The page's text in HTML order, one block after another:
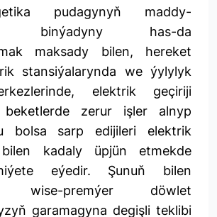
pudagynyň maddy-
binýadyny has-da
maksady bilen, hereket
stansiýalarynda we ýylylyk
elektrik geçiriji
beketlerde zerur işler alnyp
bolsa sarp edijileri elektrik
bilen kadaly üpjün etmekde
eýedir. Şunuň bilen
wise-premýer döwlet
garamagyna degişli teklibi